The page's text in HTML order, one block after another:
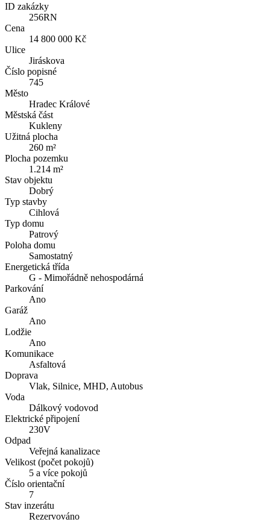
ID zakázky
256RN
Cena
14 800 000 Kč
Ulice
Jiráskova
Číslo popisné
745
Město
Hradec Králové
Městská část
Kukleny
Užitná plocha
260 m²
Plocha pozemku
1.214 m²
Stav objektu
Dobrý
Typ stavby
Cihlová
Typ domu
Patrový
Poloha domu
Samostatný
Energetická třída
G - Mimořádně nehospodárná
Parkování
Ano
Garáž
Ano
Lodžie
Ano
Komunikace
Asfaltová
Doprava
Vlak, Silnice, MHD, Autobus
Voda
Dálkový vodovod
Elektrické připojení
230V
Odpad
Veřejná kanalizace
Velikost (počet pokojů)
5 a více pokojů
Číslo orientační
7
Stav inzerátu
Rezervováno